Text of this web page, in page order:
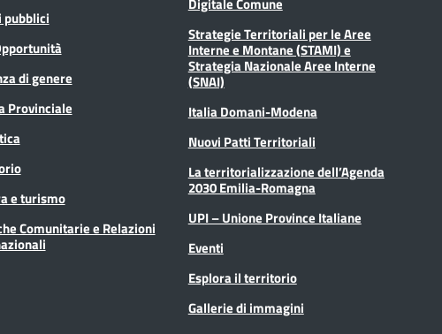
pubblici
di genere
Provinciale
e turismo
Comunitarie e Relazioni
Digitale Comune
Strategie Territoriali per le Aree
Interne e Montane (STAMI) e
Strategia Nazionale Aree Interne
(SNAI)
Italia Domani-Modena
Nuovi Patti Territoriali
La territorializzazione dell’Agenda
2030 Emilia-Romagna
UPI – Unione Province Italiane
Eventi
Esplora il territorio
Gallerie di immagini